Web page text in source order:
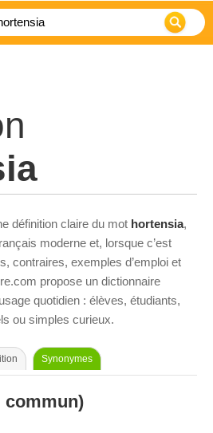
définition claire du mot hortensia,
moderne et, lorsque c’est
contraires, exemples d’emploi et
propose un dictionnaire
quotidien : élèves, étudiants,
ou simples curieux.
Synonymes